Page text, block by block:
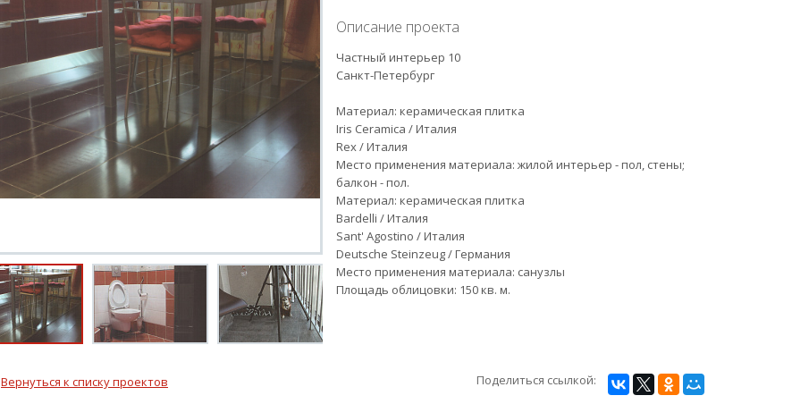
Описание проекта
Частный интерьер 10
Санкт-Петербург
Материал: керамическая плитка
Iris Ceramica / Италия
Rex / Италия
Место применения материала: жилой интерьер - пол, стены;
балкон - пол.
Материал: керамическая плитка
Bardelli / Италия
Sant' Agostino / Италия
Deutsche Steinzeug / Германия
Место применения материала: санузлы
Площадь облицовки: 150 кв. м.
Вернуться к списку проектов Поделиться ссылкой: